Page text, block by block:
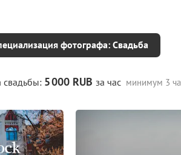
фотографа: Свадьба
свадьбы: 5000 RUBза час минимум 3